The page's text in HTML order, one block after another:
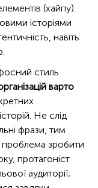
(хайпу).
історіями
навіть
стиль
варто
Не слід
фрази, тим
зробити
протагоніст
аудиторії;